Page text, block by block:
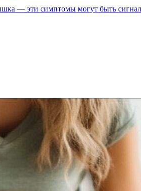
— эти симптомы могут быть